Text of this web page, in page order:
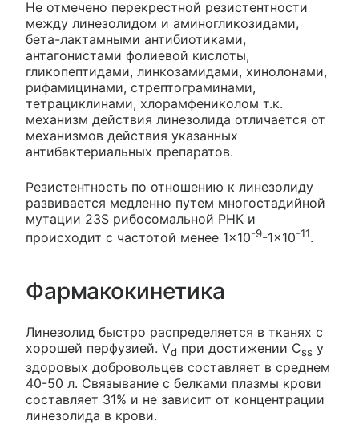
Не отмечено перекрестной резистентности
между линезолидом и аминогликозидами,
бета-лактамными антибиотиками,
антагонистами фолиевой кислоты,
гликопептидами, линкозамидами, хинолонами,
рифамицинами, стрептограминами,
тетрациклинами, хлорамфениколом т.к.
механизм действия линезолида отличается от
механизмов действия указанных
антибактериальных препаратов.
Резистентность по отношению к линезолиду
развивается медленно путем многостадийной
мутации 23S рибосомальной РНК и
происходит с частотой менее 1×10-9-1×10-11.
Фармакокинетика
Линезолид быстро распределяется в тканях с
хорошей перфузией. Vd при достижении Css у
здоровых добровольцев составляет в среднем
40-50 л. Связывание с белками плазмы крови
составляет 31% и не зависит от концентрации
линезолида в крови.